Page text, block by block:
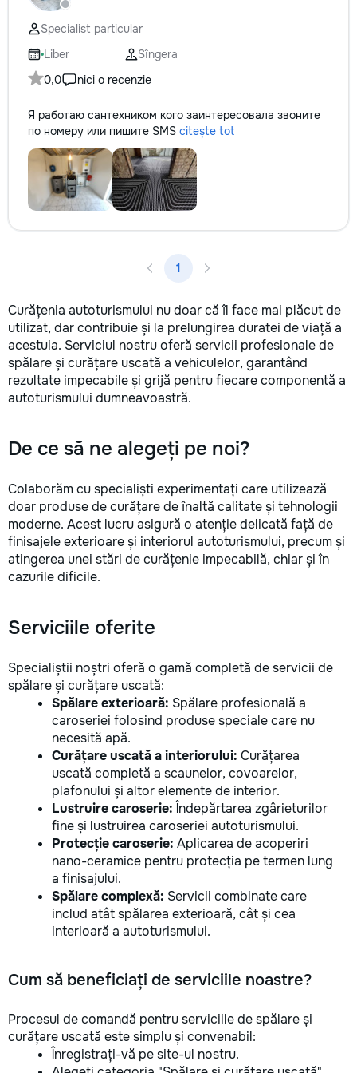
не включается? Не спешите
покупать новую! Спасем ваш
бюджет.
Specialist particular
Liber
Sîngera
0,0
nici o recenzie
Я работаю сантехником кого заинтересовала звоните
по номеру или пишите SMS citește tot
1
Curățenia autoturismului nu doar că îl face mai plăcut de
utilizat, dar contribuie și la prelungirea duratei de viață a
acestuia. Serviciul nostru oferă servicii profesionale de
spălare și curățare uscată a vehiculelor, garantând
rezultate impecabile și grijă pentru fiecare componentă a
autoturismului dumneavoastră.
De ce să ne alegeți pe noi?
Colaborăm cu specialiști experimentați care utilizează
doar produse de curățare de înaltă calitate și tehnologii
moderne. Acest lucru asigură o atenție delicată față de
finisajele exterioare și interiorul autoturismului, precum și
atingerea unei stări de curățenie impecabilă, chiar și în
cazurile dificile.
Serviciile oferite
Specialiștii noștri oferă o gamă completă de servicii de
spălare și curățare uscată:
Spălare exterioară: Spălare profesională a
caroseriei folosind produse speciale care nu
necesită apă.
Curățare uscată a interiorului: Curățarea
uscată completă a scaunelor, covoarelor,
plafonului și altor elemente de interior.
Lustruire caroserie: Îndepărtarea zgârieturilor
fine și lustruirea caroseriei autoturismului.
Protecție caroserie: Aplicarea de acoperiri
nano-ceramice pentru protecția pe termen lung
a finisajului.
Spălare complexă: Servicii combinate care
includ atât spălarea exterioară, cât și cea
interioară a autoturismului.
Cum să beneficiați de serviciile noastre?
Procesul de comandă pentru serviciile de spălare și
curățare uscată este simplu și convenabil:
Înregistrați-vă pe site-ul nostru.